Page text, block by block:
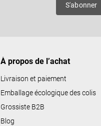
i
e
s
S'abonner
À propos de l’achat
Livraison et paiement
Emballage écologique des colis
Grossiste B2B
Blog